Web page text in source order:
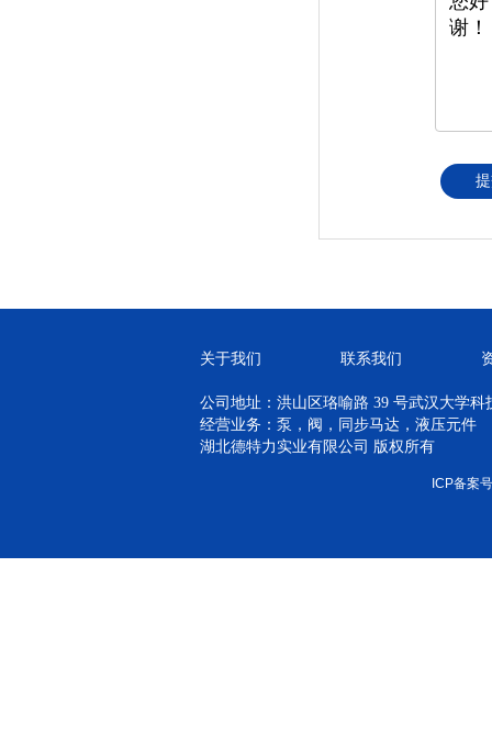
关于我们 联系我们
公司地址：洪山区珞喻路 39 号武汉大学科
经营业务：泵，阀，同步马达，液压元件
湖北德特力实业有限公司 版权所有
ICP备案